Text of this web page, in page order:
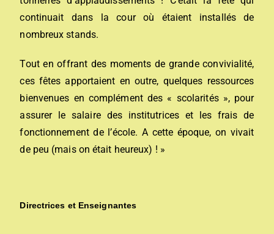
continuait dans la cour où étaient installés de
nombreux stands.
Tout en offrant des moments de grande convivialité,
ces fêtes apportaient en outre, quelques ressources
bienvenues en complément des « scolarités », pour
assurer le salaire des institutrices et les frais de
fonctionnement de l’école. A cette époque, on vivait
de peu (mais on était heureux) ! »
Directrices et Enseignantes